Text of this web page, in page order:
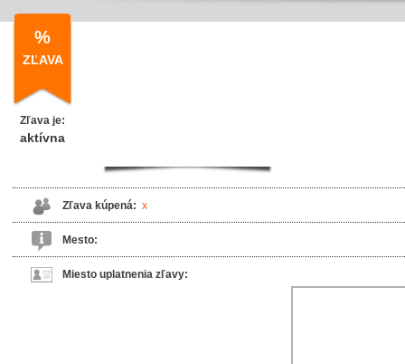
%
ZĽAVA
Zľava je:
aktívna
Zľava kúpená: x
Mesto:
Miesto uplatnenia zľavy: